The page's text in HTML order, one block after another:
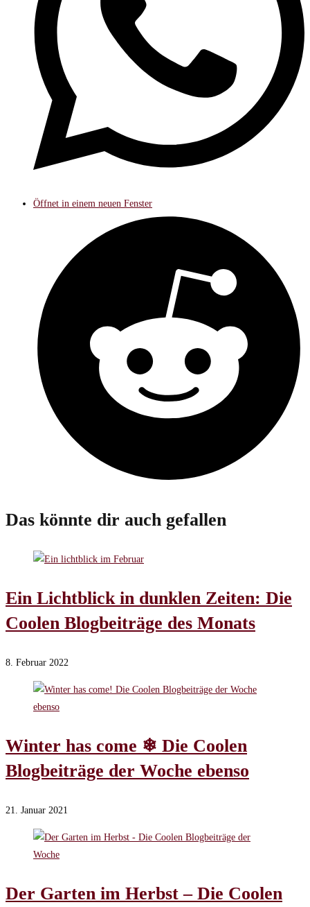
Öffnet in einem neuen Fenster
Das könnte dir auch gefallen
Ein Lichtblick in dunklen Zeiten: Die
Coolen Blogbeiträge des Monats
8. Februar 2022
Winter has come ❄ Die Coolen
Blogbeiträge der Woche ebenso
21. Januar 2021
Der Garten im Herbst – Die Coolen